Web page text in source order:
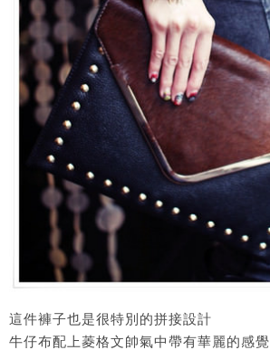
這件褲子也是很特別的拼接設計
牛仔布配上菱格文帥氣中帶有華麗的感覺